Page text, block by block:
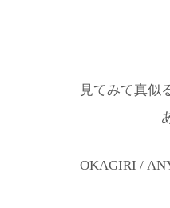
見てみて真
あさのお
OKAGIRI /